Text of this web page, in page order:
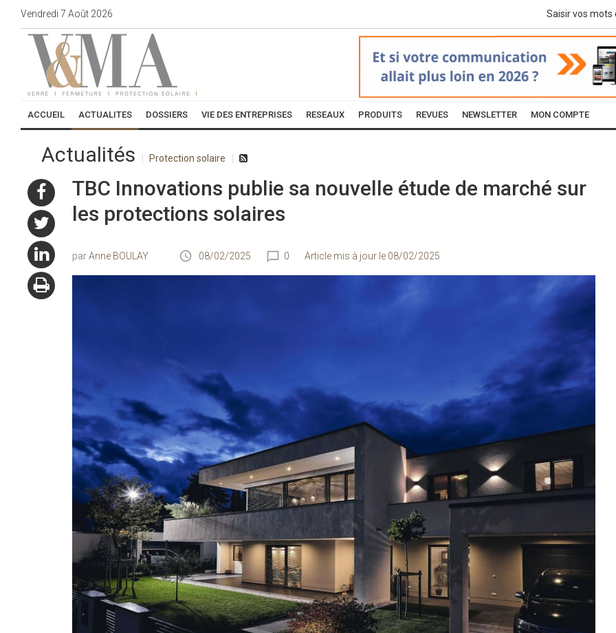
Vendredi 7 Août 2026
ACCUEIL ACTUALITES DOSSIERS VIE DES ENTREPRISES RESEAUX PRODUITS REVUES NEWSLETTER MON COMPTE
Actualités Protection solaire
TBC Innovations publie sa nouvelle étude de marché sur
les protections solaires
Anne BOULAY 08/02/2025 0 Article mis à jour le 08/02/2025